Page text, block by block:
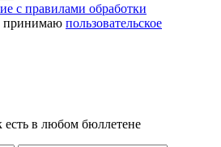
с правилами обработки
принимаю пользовательское
в любом бюллетене